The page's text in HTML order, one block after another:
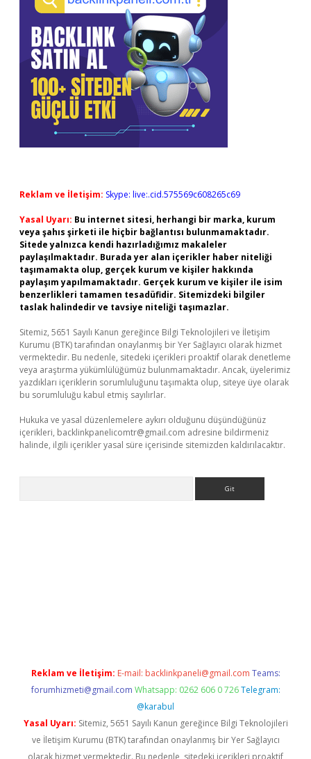
Reklam ve İletişim: Skype: live:.cid.575569c608265c69
Yasal Uyarı: Bu internet sitesi, herhangi bir marka, kurum
veya şahıs şirketi ile hiçbir bağlantısı bulunmamaktadır.
Sitede yalnızca kendi hazırladığımız makaleler
paylaşılmaktadır. Burada yer alan içerikler haber niteliği
taşımamakta olup, gerçek kurum ve kişiler hakkında
paylaşım yapılmamaktadır. Gerçek kurum ve kişiler ile isim
benzerlikleri tamamen tesadüfidir. Sitemizdeki bilgiler
taslak halindedir ve tavsiye niteliği taşımazlar.
Sitemiz, 5651 Sayılı Kanun gereğince Bilgi Teknolojileri ve İletişim
Kurumu (BTK) tarafından onaylanmış bir Yer Sağlayıcı olarak hizmet
vermektedir. Bu nedenle, sitedeki içerikleri proaktif olarak denetleme
veya araştırma yükümlülüğümüz bulunmamaktadır. Ancak, üyelerimiz
yazdıkları içeriklerin sorumluluğunu taşımakta olup, siteye üye olarak
bu sorumluluğu kabul etmiş sayılırlar.
Hukuka ve yasal düzenlemelere aykırı olduğunu düşündüğünüz
içerikleri, backlinkpanelicomtr@gmail.com adresine bildirmeniz
halinde, ilgili içerikler yasal süre içerisinde sitemizden kaldırılacaktır.
Reklam ve İletişim: E-mail: backlinkpaneli@gmail.com Teams:
forumhizmeti@gmail.com Whatsapp: 0262 606 0 726 Telegram:
@karabul
Yasal Uyarı: Sitemiz, 5651 Sayılı Kanun gereğince Bilgi Teknolojileri
ve İletişim Kurumu (BTK) tarafından onaylanmış bir Yer Sağlayıcı
olarak hizmet vermektedir. Bu nedenle, sitedeki içerikleri proaktif